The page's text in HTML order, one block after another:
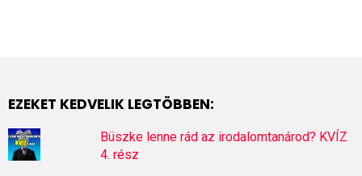
EZEKET KEDVELIK LEGTÖBBEN:
Büszke lenne rád az irodalomtanárod? KVÍZ
4. rész